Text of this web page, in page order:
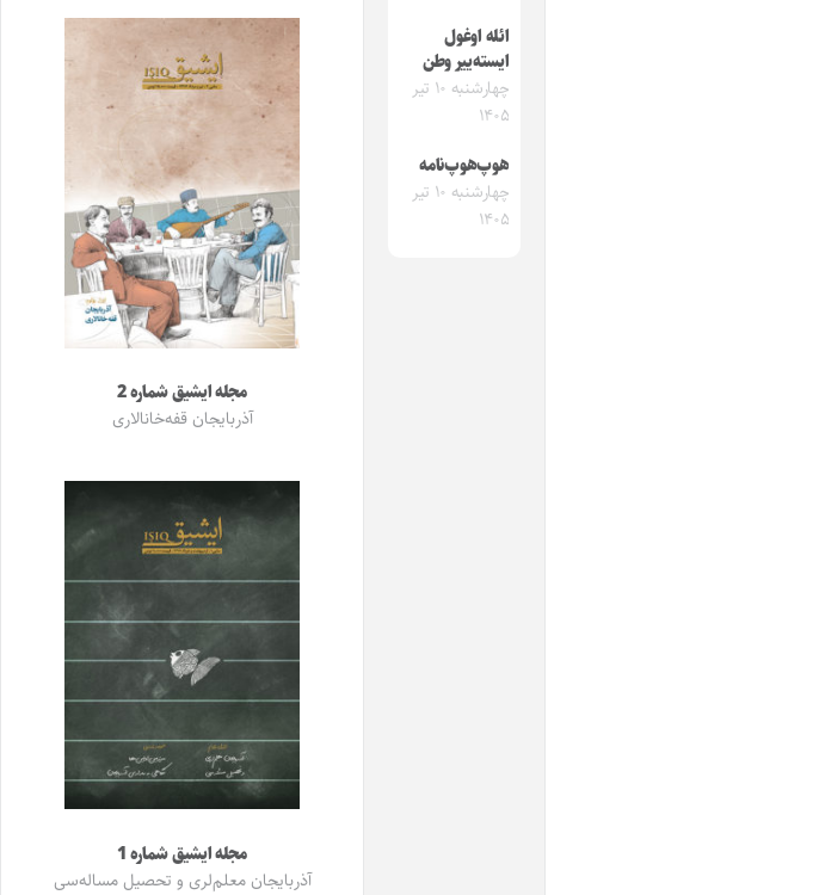
ائله اوغول
ایسته‌ییر وطن
چهارشنبه ۱۰ تیر
۱۴۰۵
هوپ‌هوپ‌نامه
چهارشنبه ۱۰ تیر
۱۴۰۵
مجله ایشیق شماره 2
آذربایجان قفه‌خانالاری
مجله ایشیق شماره 1
آذربایجان معلم‌لری و تحصیل مساله‌سی